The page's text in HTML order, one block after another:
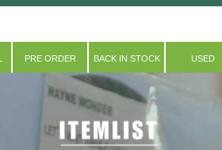
PRE ORDER BACK IN STOCK USED